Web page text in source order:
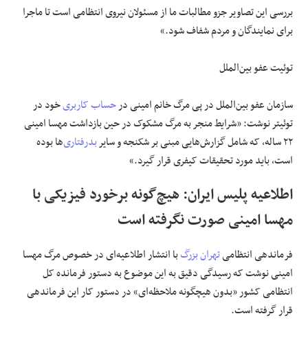
بررسی این تصاویر جزو مطالبات ما از مسئولان نیروی انتظامی است تا ماجرا
برای نمایندگان و مردم شفاف شود.»
توئیت عفو بین‌الملل
سازمان عفو بین‌الملل در پی مرگ خانم امینی درحساب کاربریخود در
توئیتر نوشت: «شرایط منجر به مرگ مشکوک در حین بازداشت مهسا امینی
۲۲ ساله، که شامل گزارش‌هایی مبنی بر شکنجه و سایر
بدرفتاری‌ها بوده
است، باید مورد تحقیقات کیفری قرار گیرد.»
اطلاعیه پلیس ایران: هیچ‌گونه برخورد فیزیکی با
مهسا امینی صورت نگرفته است
فرماندهی انتظامیتهران بزرگبا انتشار اطلاعیه‌ای در خصوص مرگ مهسا
امینی نوشت که رسیدگی دقیق به این موضوع به دستور فرمانده کل
انتظامی کشور «بدون هیچگونه ملاحظه‌ای» در دستور کار این فرماندهی
قرار گرفته است.